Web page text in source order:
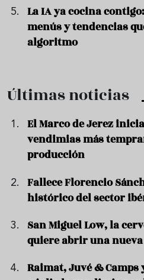
La IA ya cocina
menús y tendencias
algoritmo
Últimas noticias
El Marco de Jerez
vendimias más
producción
Fallece Florencio
histórico del sector
San Miguel Low, la
quiere abrir una
Raimat, Juvé &